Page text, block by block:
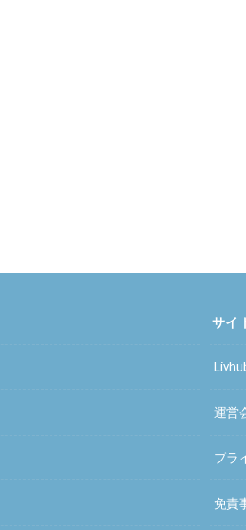
サイ
運営
プラ
免責